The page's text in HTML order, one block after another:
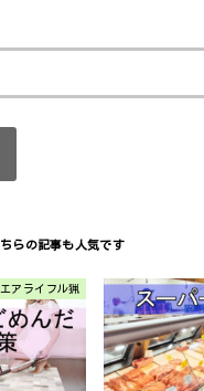
エアライフル猟